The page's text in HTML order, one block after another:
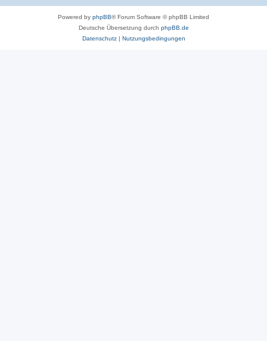
Powered by phpBB® Forum Software © phpBB Limited
Deutsche Übersetzung durch phpBB.de
Datenschutz| Nutzungsbedingungen